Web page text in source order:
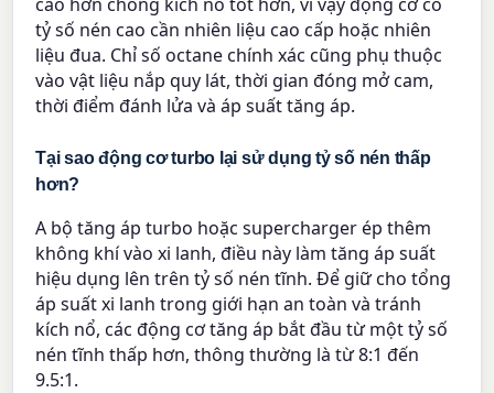
tỷ số nén cao cần nhiên liệu cao cấp hoặc nhiên
liệu đua. Chỉ số octane chính xác cũng phụ thuộc
vào vật liệu nắp quy lát, thời gian đóng mở cam,
thời điểm đánh lửa và áp suất tăng áp.
Tại sao động cơ turbo lại sử dụng tỷ số nén thấp
hơn?
A bộ tăng áp turbo hoặc supercharger ép thêm
không khí vào xi lanh, điều này làm tăng áp suất
hiệu dụng lên trên tỷ số nén tĩnh. Để giữ cho tổng
áp suất xi lanh trong giới hạn an toàn và tránh
kích nổ, các động cơ tăng áp bắt đầu từ một tỷ số
nén tĩnh thấp hơn, thông thường là từ 8:1 đến
9.5:1.